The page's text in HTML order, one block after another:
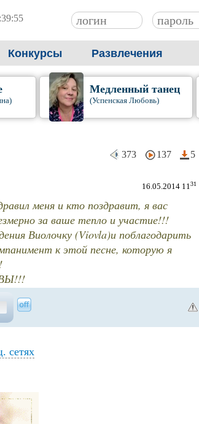
Конкурсы Развлечения
Медленный танец
(Успенская Любовь)
373 137 5
16.05.2014 1131
меня и кто поздравит, я вас
за ваше тепло и участие!!!
Виолочку (Viovla)и поблагодарить
к этой песне, которую я
сетях